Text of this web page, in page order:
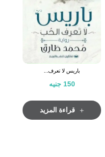
باريس لا تعرف...
150 جنيه
قراءة المزيد